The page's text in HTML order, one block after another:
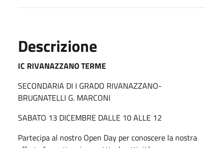
Descrizione
IC RIVANAZZANO TERME
SECONDARIA DI I GRADO RIVANAZZANO-
BRUGNATELLI G. MARCONI
SABATO 13 DICEMBRE DALLE 10 ALLE 12
Partecipa al nostro Open Day per conoscere la nostra